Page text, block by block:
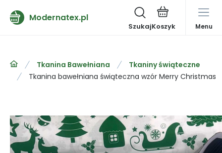
Modernatex.pl
Szukaj Menu
Tkanina Bawełniana
Tkaniny świąteczne
Tkanina bawełniana świąteczna wzór Merry Christmas